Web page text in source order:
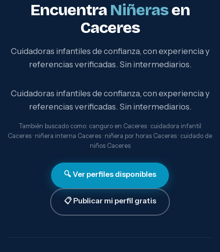
Encuentra Niñerasen
Caceres
Cuidadoras infantiles de confianza, con experiencia y
referencias verificadas. Sin intermediarios.
Cuidadoras infantiles de confianza, con experiencia y
referencias verificadas. Sin intermediarios.
También buscado como: canguro en Caceres · cuidadora infantil
Caceres · niñera interna Caceres · niñera por horas Caceres · cuidado de
niños Caceres
🔍 Ver perfiles disponibles
📋 Publicar mi perfil gratis